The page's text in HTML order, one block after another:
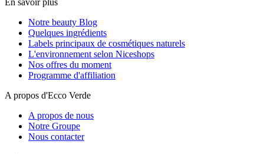
En savoir plus
Notre beauty Blog
Quelques ingrédients
Labels principaux de cosmétiques naturels
L'environnement selon Niceshops
Nos offres du moment
Programme d'affiliation
A propos d'Ecco Verde
A propos de nous
Notre Groupe
Nous contacter